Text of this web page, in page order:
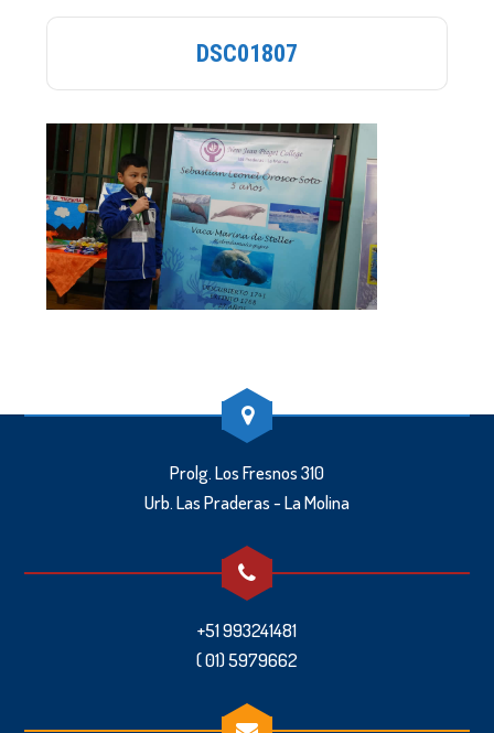
DSC01807
Prolg. Los Fresnos 310
Urb. Las Praderas - La Molina
+51 993241481
( 01) 5979662